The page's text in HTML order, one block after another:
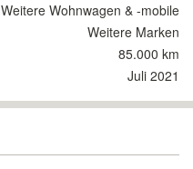
Weitere Wohnwagen & -mobile
Weitere Marken
85.000 km
Juli 2021